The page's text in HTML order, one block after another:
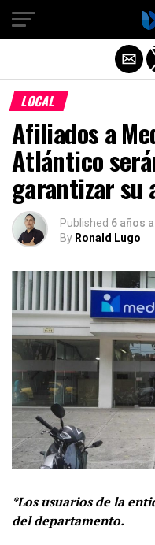
LOCAL
Afiliados a
Atlántico
garantizar su
Published 6 años
By Ronald Lugo
*Los usuarios de la
del departamento.
Salir